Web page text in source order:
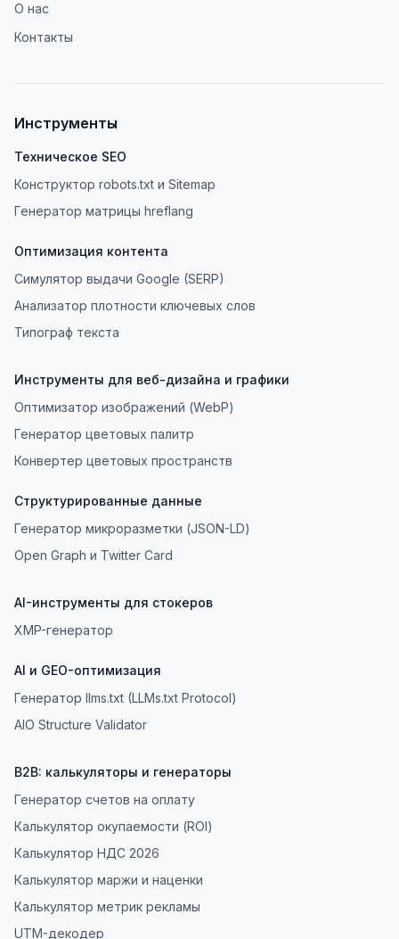
О нас
Контакты
Инструменты
Техническое SEO
Конструктор robots.txt и Sitemap
Генератор матрицы hreflang
Оптимизация контента
Симулятор выдачи Google (SERP)
Анализатор плотности ключевых слов
Типограф текста
Инструменты для веб-дизайна и графики
Оптимизатор изображений (WebP)
Генератор цветовых палитр
Конвертер цветовых пространств
Структурированные данные
Генератор микроразметки (JSON-LD)
Open Graph и Twitter Card
AI-инструменты для стокеров
XMP-генератор
AI и GEO-оптимизация
Генератор llms.txt (LLMs.txt Protocol)
AIO Structure Validator
B2B: калькуляторы и генераторы
Генератор счетов на оплату
Калькулятор окупаемости (ROI)
Калькулятор НДС 2026
Калькулятор маржи и наценки
Калькулятор метрик рекламы
UTM-декодер